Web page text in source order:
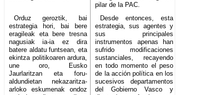
pilar de la PAC.
Orduz geroztik, bai
estrategia hori, bai bere
eragileak eta bere tresna
nagusiak ia-ia ez dira
batere aldatu funtsean, eta
ekintza politikoaren ardura,
une oro, Eusko
Jaurlaritzan eta foru-
aldundietan nekazaritza-
arloko eskumenak ondoz
Desde entonces, esta
estrategia, sus agentes y
sus principales
instrumentos apenas han
sufrido modificaciones
sustanciales, recayendo
en todo momento el peso
de la acción política en los
sucesivos departamentos
del Gobierno Vasco y